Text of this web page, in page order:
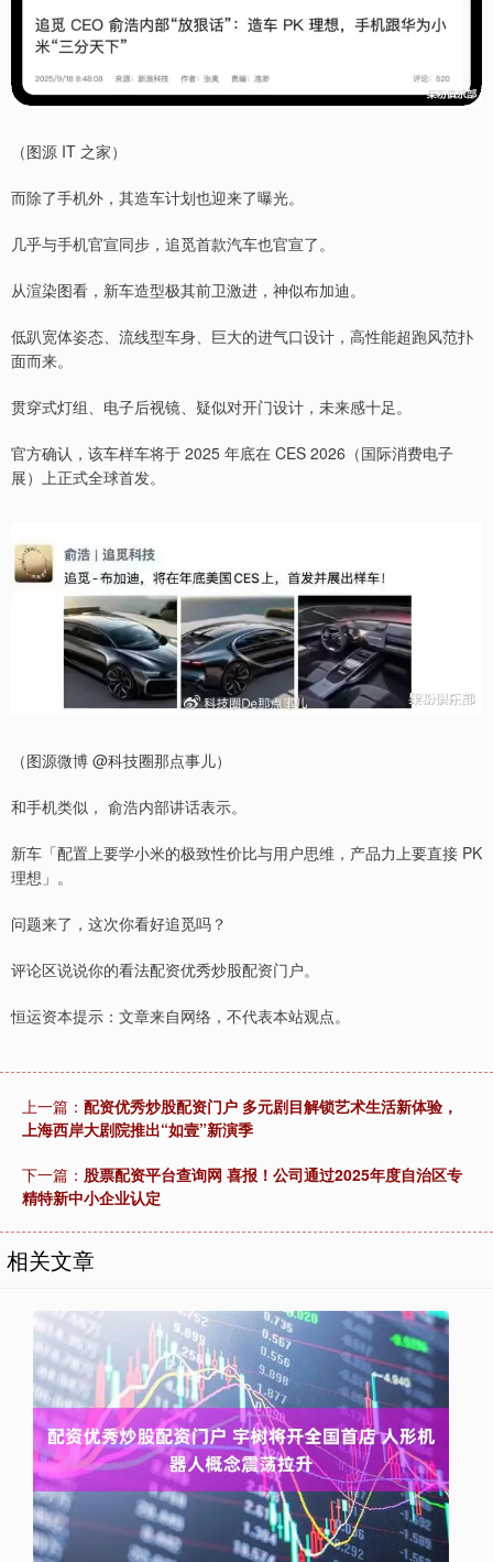
（图源 IT 之家）
而除了手机外，其造车计划也迎来了曝光。
几乎与手机官宣同步，追觅首款汽车也官宣了。
从渲染图看，新车造型极其前卫激进，神似布加迪。
低趴宽体姿态、流线型车身、巨大的进气口设计，高性能超跑风范扑
面而来。
贯穿式灯组、电子后视镜、疑似对开门设计，未来感十足。
官方确认，该车样车将于 2025 年底在 CES 2026（国际消费电子
展）上正式全球首发。
（图源微博 @科技圈那点事儿）
和手机类似， 俞浩内部讲话表示。
新车「配置上要学小米的极致性价比与用户思维，产品力上要直接 PK
理想」。
问题来了，这次你看好追觅吗？
评论区说说你的看法配资优秀炒股配资门户。
恒运资本提示：文章来自网络，不代表本站观点。
上一篇： 配资优秀炒股配资门户 多元剧目解锁艺术生活新体验，
上海西岸大剧院推出“如壹”新演季
下一篇： 股票配资平台查询网 喜报！公司通过2025年度自治区专
精特新中小企业认定
相关文章